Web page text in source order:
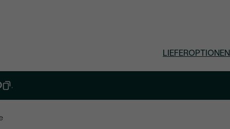
LIEFEROPTIONEN
.